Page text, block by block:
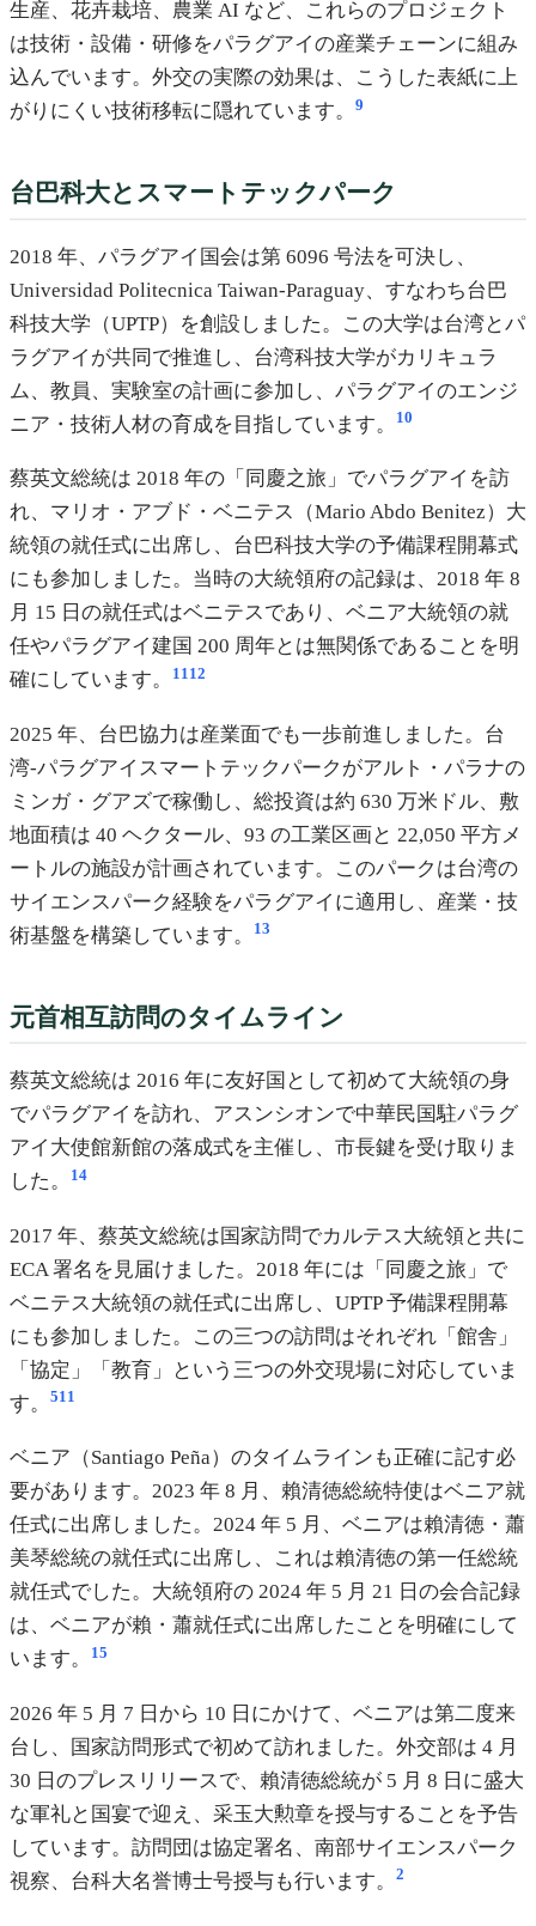
生産、花卉栽培、農業 AI など、これらのプロジェクト
は技術・設備・研修をパラグアイの産業チェーンに組み
込んでいます。外交の実際の効果は、こうした表紙に上
がりにくい技術移転に隠れています。
9
台巴科大とスマートテックパーク
2018 年、パラグアイ国会は第 6096 号法を可決し、
Universidad Politecnica Taiwan-Paraguay、すなわち台巴
科技大学（UPTP）を創設しました。この大学は台湾とパ
ラグアイが共同で推進し、台湾科技大学がカリキュラ
ム、教員、実験室の計画に参加し、パラグアイのエンジ
ニア・技術人材の育成を目指しています。
10
蔡英文総統は 2018 年の「同慶之旅」でパラグアイを訪
れ、マリオ・アブド・ベニテス（Mario Abdo Benitez）大
統領の就任式に出席し、台巴科技大学の予備課程開幕式
にも参加しました。当時の大統領府の記録は、2018 年 8
月 15 日の就任式はベニテスであり、ベニア大統領の就
任やパラグアイ建国 200 周年とは無関係であることを明
確にしています。
11 12
2025 年、台巴協力は産業面でも一歩前進しました。台
湾‑パラグアイスマートテックパークがアルト・パラナの
ミンガ・グアズで稼働し、総投資は約 630 万米ドル、敷
地面積は 40 ヘクタール、93 の工業区画と 22,050 平方メ
ートルの施設が計画されています。このパークは台湾の
サイエンスパーク経験をパラグアイに適用し、産業・技
術基盤を構築しています。
13
元首相互訪問のタイムライン
蔡英文総統は 2016 年に友好国として初めて大統領の身
でパラグアイを訪れ、アスンシオンで中華民国駐パラグ
アイ大使館新館の落成式を主催し、市長鍵を受け取りま
した。
14
2017 年、蔡英文総統は国家訪問でカルテス大統領と共に
ECA 署名を見届けました。2018 年には「同慶之旅」で
ベニテス大統領の就任式に出席し、UPTP 予備課程開幕
にも参加しました。この三つの訪問はそれぞれ「館舎」
「協定」「教育」という三つの外交現場に対応していま
す。
511
ベニア（Santiago Peña）のタイムラインも正確に記す必
要があります。2023 年 8 月、賴清徳総統特使はベニア就
任式に出席しました。2024 年 5 月、ベニアは賴清徳・蕭
美琴総統の就任式に出席し、これは賴清徳の第一任総統
就任式でした。大統領府の 2024 年 5 月 21 日の会合記録
は、ベニアが賴・蕭就任式に出席したことを明確にして
います。
15
2026 年 5 月 7 日から 10 日にかけて、ベニアは第二度来
台し、国家訪問形式で初めて訪れました。外交部は 4 月
30 日のプレスリリースで、賴清徳総統が 5 月 8 日に盛大
な軍礼と国宴で迎え、采玉大勲章を授与することを予告
しています。訪問団は協定署名、南部サイエンスパーク
視察、台科大名誉博士号授与も行います。
2